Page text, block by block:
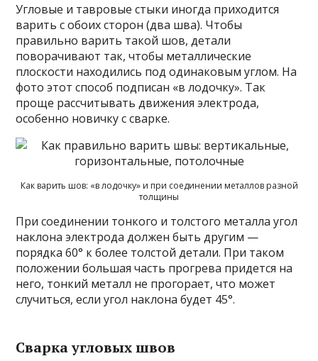
Угловые и тавровые стыки иногда приходится
варить с обоих сторон (два шва). Чтобы
правильно варить такой шов, детали
поворачивают так, чтобы металлические
плоскости находились под одинаковым углом. На
фото этот способ подписан «в лодочку». Так
проще рассчитывать движения электрода,
особенно новичку с сварке.
Как варить шов: «в лодочку» и при соединении металлов разной
толщины
При соединении тонкого и толстого металла угол
наклона электрода должен быть другим —
порядка 60° к более толстой детали. При таком
положении большая часть прогрева придется на
него, тонкий металл не прогорает, что может
случиться, если угол наклона будет 45°.
Сварка угловых швов